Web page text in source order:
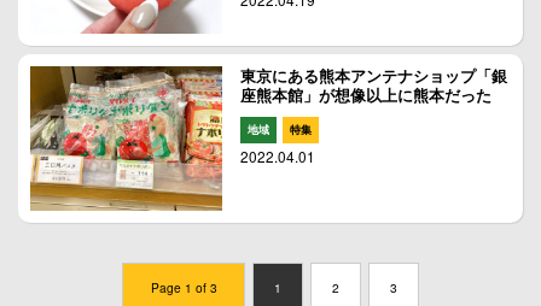
東京にある熊本アンテナショップ「銀
座熊本館」が想像以上に熊本だった
地域 特集
2022.04.01
Page 1 of 3 1 2 3